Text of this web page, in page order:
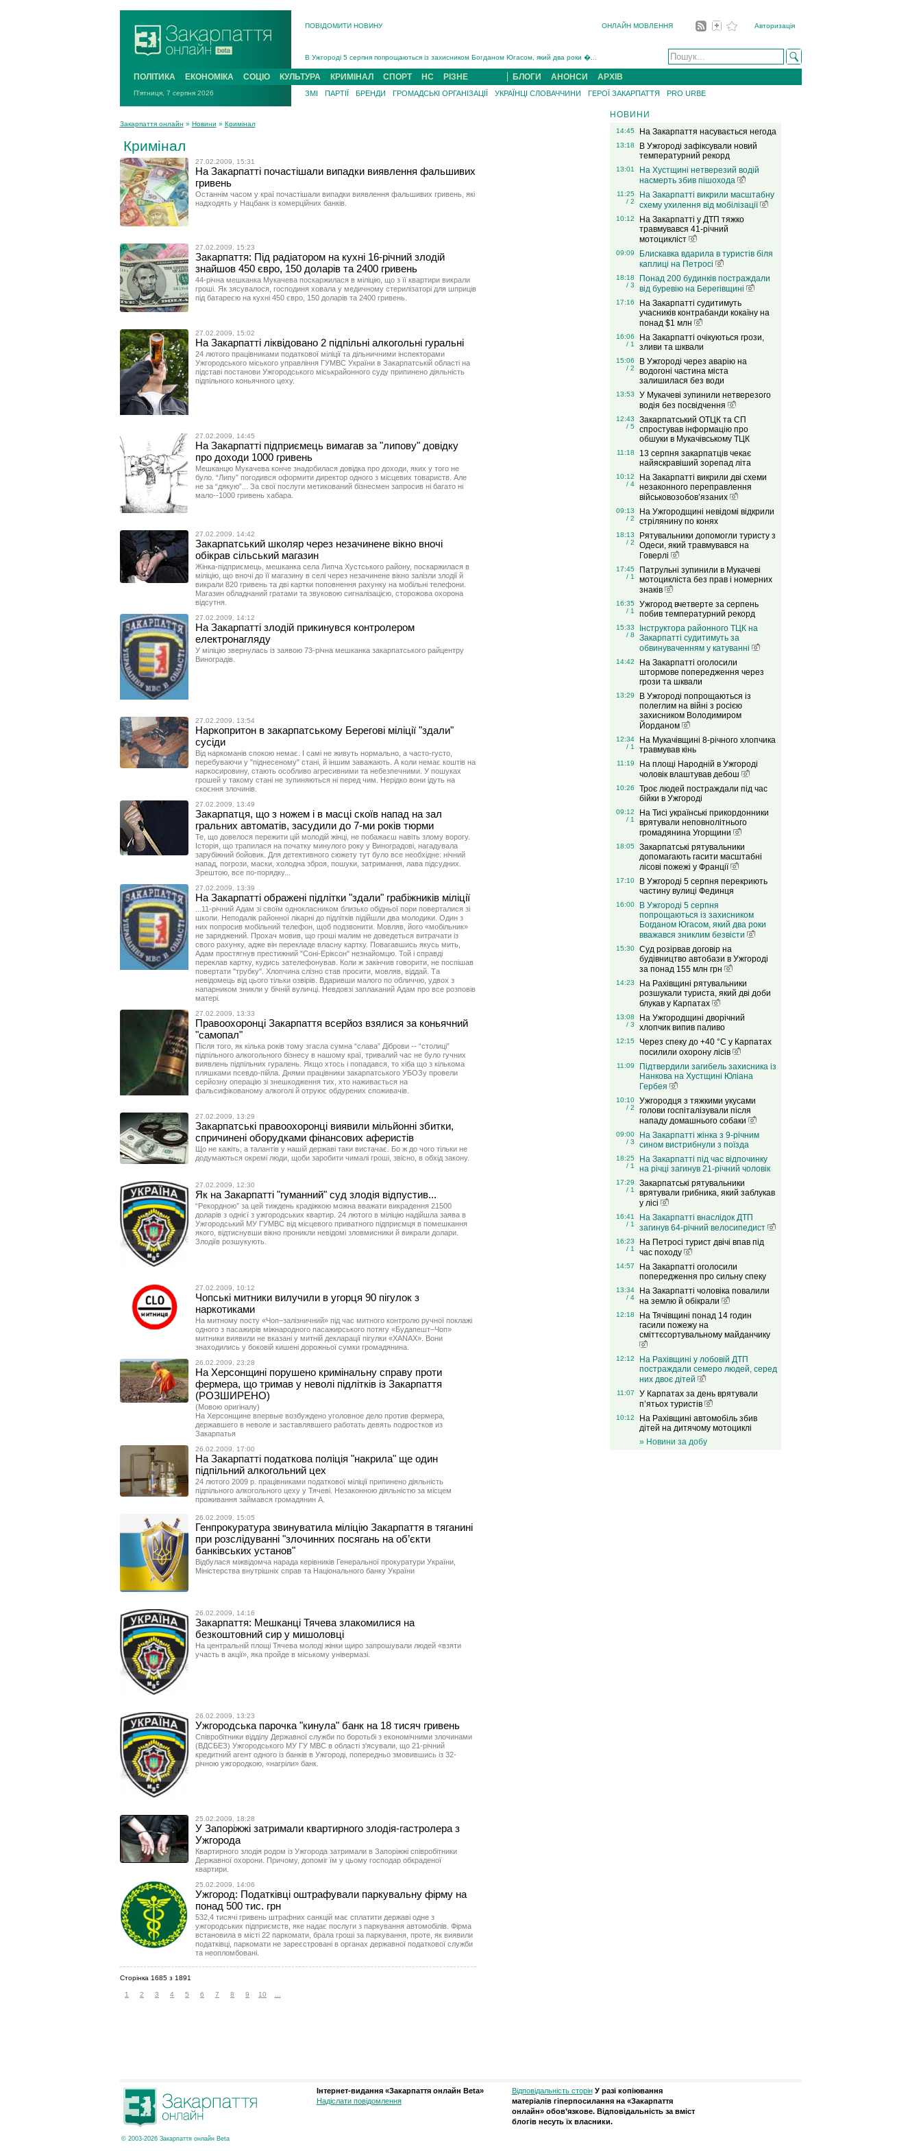
ПОВІДОМИТИ НОВИНУ ОНЛАЙН МОВЛЕННЯ Авторизація
Інструктора районного ТЦК на Закарпатті судитимуть за обвинуваченням у катув...
В Ужгороді 5 серпня попрощаються із захисником Богданом Югасом, який два роки �...
Підтвердили загибель захисника із Нанкова на Хустщині Юліана Гербея (ФОТО)[/gree...
На війні з рф поліг військовий з Виноградова Ігнат Роздяловський (ФОТО)...
На Хустщині внаслідок ДТП за участі трьох авто постраждали 13 людей (ФОТО)...
ПОЛІТИКА ЕКОНОМІКА СОЦІО КУЛЬТУРА КРИМІНАЛ СПОРТ НС РІЗНЕ БЛОГИ АНОНСИ АРХІВ
П'ятниця, 7 серпня 2026 ЗМІ ПАРТІЇ БРЕНДИ ГРОМАДСЬКІ ОРГАНІЗАЦІЇ УКРАЇНЦІ СЛОВАЧЧИНИ ГЕРОЇ ЗАКАРПАТТЯ PRO URBE
Закарпаття онлайн » Новини » Кримінал
Кримінал
27.02.2009, 15:31
На Закарпатті почастішали випадки виявлення фальшивих
гривень
Останнім часом у краї почастішали випадки виявлення фальшивих гривень, які
надходять у Нацбанк із комерційних банків.
27.02.2009, 15:23
Закарпаття: Під радіатором на кухні 16-річний злодій
знайшов 450 євро, 150 доларів та 2400 гривень
44-річна мешканка Мукачева поскаржилася в міліцію, що з її квартири викрали
гроші. Як зясувалося, господиня ховала у медичному стерилiзаторі для шприцiв
пiд батареєю на кухнi 450 євро, 150 доларів та 2400 гривень.
27.02.2009, 15:02
На Закарпатті ліквідовано 2 підпільні алкогольні гуральні
24 лютого працівниками податкової міліції та дільничними інспекторами
Ужгородського міського управління ГУМВС України в Закарпатській області на
підставі постанови Ужгородського міськрайонного суду припинено діяльність
підпільного коньячного цеху.
27.02.2009, 14:45
На Закарпатті підприємець вимагав за "липову" довідку
про доходи 1000 гривень
Мешканцю Мукачева конче знадобилася довідка про доходи, яких у того не
було. “Липу” погодився оформити директор одного з місцевих товариств. Але
не за “дякую”... За свої послуги метикований бізнесмен запросив ні багато ні
мало--1000 гривень хабара.
27.02.2009, 14:42
Закарпатський школяр через незачинене вікно вночі
обікрав сільський магазин
Жінка-пiдприємець, мешканка села Липча Хустського району, поскаржилася в
міліцію, що вночі до її магазину в селі через незачинене вiкно залізли злодії й
викрали 820 гривень та двi картки поповнення рахунку на мобільні телефони.
Магазин обладнаний гратами та звуковою сигналiзацiєю, сторожова охорона
вiдсутня.
27.02.2009, 14:12
На Закарпатті злодій прикинувся контролером
електронагляду
У міліцію звернулась із заявою 73-річна мешканка закарпатського райцентру
Виноградів.
27.02.2009, 13:54
Наркопритон в закарпатському Берегові міліції "здали"
сусіди
Від наркоманів спокою немає. І самі не живуть нормально, а часто-густо,
перебуваючи у "піднесеному" стані, й іншим заважають. А коли немає коштів на
наркосировину, стають особливо агресивними та небезпечними. У пошуках
грошей у такому стані не зупиняються ні перед чим. Нерідко вони ідуть на
скоєння злочинів.
27.02.2009, 13:49
Закарпатця, що з ножем і в масці скоїв напад на зал
гральних автоматів, засудили до 7-ми років тюрми
Те, що довелося пережити цій молодій жінці, не побажаєш навіть злому ворогу.
Історія, що трапилася на початку минулого року у Виноградові, нагадувала
зарубіжний бойовик. Для детективного сюжету тут було все необхідне: нічний
напад, погрози, маски, холодна зброя, пошуки, затримання, лава підсудних.
Зрештою, все по-порядку...
27.02.2009, 13:39
На Закарпатті ображені підлітки "здали" грабіжників міліції
...11-річний Адам зі своїм однокласником близько обідньої пори поверталися зі
школи. Неподалік районної лікарні до підлітків підійшли два молодики. Один з
них попросив мобільний телефон, щоб подзвонити. Мовляв, його «мобільник»
не заряджений. Прохач мовив, що гроші малим не доведеться витрачати із
свого рахунку, адже він перекладе власну картку. Повагавшись якусь мить,
Адам простягнув престижний "Соні-Еріксон" незнайомцю. Той і справді
переклав картку, кудись зателефонував. Коли ж закінчив говорити, не поспішав
повертати "трубку". Хлопчина слізно став просити, мовляв, віддай. Та
невідомець від цього тільки озвірів. Вдаривши малого по обличчю, удвох з
напарником зникли у бічній вуличці. Невдовзі заплаканий Адам про все розповів
матері.
27.02.2009, 13:33
Правоохоронці Закарпаття всерйоз взялися за коньячний
"самопал"
Після того, як кілька років тому згасла сумна “слава” Діброви -- “столиці”
підпільного алкогольного бізнесу в нашому краї, тривалий час не було гучних
виявлень підпільних гуралень. Якщо хтось і попадався, то хіба що з кількома
пляшками псевдо-пійла. Днями працівники закарпатського УБОЗу провели
серйозну операцію зі знешкодження тих, хто наживається на
фальсифікованому алкоголі й отруює обдурених споживачів.
27.02.2009, 13:29
Закарпатські правоохоронці виявили мільйонні збитки,
спричинені оборудками фінансових аферистів
Що не кажіть, а талантів у нашій державі таки вистачає. Бо ж до чого тільки не
додумаються окремі люди, щоби заробити чималі гроші, звісно, в обхід закону.
27.02.2009, 12:30
Як на Закарпатті "гуманний" суд злодія відпустив...
“Рекордною” за цей тиждень крадіжкою можна вважати викрадення 21500
доларів з однієї з ужгородських квартир. 24 лютого в міліцію надійшла заява в
Ужгородський МУ ГУМВС від місцевого приватного підприємця в помешкання
якого, відтиснувши вікно проникли невідомі зловмисники й викрали долари.
Злодіїв розшукують.
27.02.2009, 10:12
Чопські митники вилучили в угорця 90 пігулок з
наркотиками
На митному посту «Чоп–залізничний» під час митного контролю ручної поклажі
одного з пасажирів міжнародного пасажирського потягу «Будапешт–Чоп»
митники виявили не вказані у митній декларації пігулки «XANAX». Вони
знаходились у боковій кишені дорожньої сумки громадянина.
26.02.2009, 23:28
На Херсонщині порушено кримінальну справу проти
фермера, що тримав у неволі підлітків із Закарпаття
(РОЗШИРЕНО)
(Мовою оригіналу)
На Херсонщине впервые возбуждено уголовное дело против фермера,
державшего в неволе и заставлявшего работать девять подростков из
Закарпатья
26.02.2009, 17:00
На Закарпатті податкова поліція "накрила" ще один
підпільний алкогольний цех
24 лютого 2009 р. працівниками податкової міліції припинено діяльність
підпільного алкогольного цеху у Тячеві. Незаконною діяльністю за місцем
проживання займався громадянин А.
26.02.2009, 15:05
Генпрокуратура звинуватила міліцію Закарпаття в тяганині
при розслідуванні "злочинних посягань на об’єкти
банківських установ"
Відбулася міжвідомча нарада керівників Генеральної прокуратури України,
Міністерства внутрішніх справ та Національного банку України
26.02.2009, 14:16
Закарпаття: Мешканці Тячева злакомилися на
безкоштовний сир у мишоловці
На центральній площі Тячева молоді жінки щиро запрошували людей «взяти
участь в акції», яка пройде в міському універмазі.
26.02.2009, 13:23
Ужгородська парочка "кинула" банк на 18 тисяч гривень
Співробітники відділу Державної служби по боротьбі з економічними злочинами
(ВДСБЕЗ) Ужгородського МУ ГУ МВС в області з'ясували, що 21-річний
кредитний агент одного із банків в Ужгороді, попередньо змовившись із 32-
річною ужгородкою, «нагріли» банк.
25.02.2009, 18:28
У Запоріжжі затримали квартирного злодія-гастролера з
Ужгорода
Квартирного злодія родом із Ужгорода затримали в Запоріжжі співробітники
Державної охорони. Причому, допоміг їм у цьому господар обкраденої
квартири.
25.02.2009, 14:06
Ужгород: Податківці оштрафували паркувальну фірму на
понад 500 тис. грн
532,4 тисячі гривень штрафних санкцій має сплатити державі одне з
ужгородських підприємств, яке надає послуги з паркування автомобілів. Фірма
встановила в місті 22 паркомати, брала гроші за паркування, проте, як виявили
податківці, паркомати не зареєстровані в органах державної податкової служби
та неопломбовані.
Сторінка 1685 з 1891
1 2 3 4 5 6 7 8 9 10
НОВИНИ
14:45 На Закарпаття насувається негода
13:18
В Ужгороді зафіксували новий
температурний рекорд
13:01
На Хустщині нетверезий водій
насмерть збив пішохода
11:25
/ 2
На Закарпатті викрили масштабну
схему ухилення від мобілізації
10:12
На Закарпатті у ДТП тяжко
травмувався 41-річний
мотоцикліст
09:09
Блискавка вдарила в туристів біля
каплиці на Петросі
18:18
/ 3
Понад 200 будинків постраждали
від буревію на Берегівщині
17:16
На Закарпатті судитимуть
учасників контрабанди кокаїну на
понад $1 млн
16:06
/ 1
На Закарпатті очікуються грози,
зливи та шквали
15:06
/ 2
В Ужгороді через аварію на
водогоні частина міста
залишилася без води
13:53
У Мукачеві зупинили нетверезого
водія без посвідчення
12:43
/ 5
Закарпатський ОТЦК та СП
спростував інформацію про
обшуки в Мукачівському ТЦК
11:18
13 серпня закарпатців чекає
найяскравіший зорепад літа
10:12
/ 4
На Закарпатті викрили дві схеми
незаконного переправлення
військовозобов’язаних
09:13
/ 2
На Ужгородщині невідомі відкрили
стрілянину по конях
18:13
/ 2
Рятувальники допомогли туристу з
Одеси, який травмувався на
Говерлі
17:45
/ 1
Патрульні зупинили в Мукачеві
мотоцикліста без прав і номерних
знаків
16:35
/ 1
Ужгород вчетверте за серпень
побив температурний рекорд
15:33
/ 8
Інструктора районного ТЦК на
Закарпатті судитимуть за
обвинуваченням у катуванні
14:42
На Закарпатті оголосили
штормове попередження через
грози та шквали
13:29
В Ужгороді попрощаються із
полеглим на війні з росією
захисником Володимиром
Йорданом
12:34
/ 1
На Мукачівщині 8-річного хлопчика
травмував кінь
11:19
На площі Народній в Ужгороді
чоловік влаштував дебош
10:26
Троє людей постраждали під час
бійки в Ужгороді
09:12
/ 1
На Тисі українські прикордонники
врятували неповнолітнього
громадянина Угорщини
18:05
Закарпатські рятувальники
допомагають гасити масштабні
лісові пожежі у Франції
17:10
В Ужгороді 5 серпня перекриють
частину вулиці Фединця
16:00
В Ужгороді 5 серпня
попрощаються із захисником
Богданом Югасом, який два роки
вважався зниклим безвісти
15:30
Суд розірвав договір на
будівництво автобази в Ужгороді
за понад 155 млн грн
14:23
На Рахівщині рятувальники
розшукали туриста, який дві доби
блукав у Карпатах
13:08
/ 3
На Ужгородщині дворічний
хлопчик випив паливо
12:15
Через спеку до +40 °C у Карпатах
посилили охорону лісів
11:09
Підтвердили загибель захисника із
Нанкова на Хустщині Юліана
Гербея
10:10
/ 2
Ужгородця з тяжкими укусами
голови госпіталізували після
нападу домашнього собаки
09:00
/ 3
На Закарпатті жінка з 9-річним
сином вистрибнули з поїзда
18:25
/ 1
На Закарпатті під час відпочинку
на річці загинув 21-річний чоловік
17:29
/ 1
Закарпатські рятувальники
врятували грибника, який заблукав
у лісі
16:41
/ 1
На Закарпатті внаслідок ДТП
загинув 64-річний велосипедист
16:23
/ 1
На Петросі турист двічі впав під
час походу
14:57
На Закарпатті оголосили
попередження про сильну спеку
13:34
/ 4
На Закарпатті чоловіка повалили
на землю й обікрали
12:18
На Тячівщині понад 14 годин
гасили пожежу на
сміттєсортувальному майданчику
12:12
На Рахівщині у лобовій ДТП
постраждали семеро людей, серед
них двоє дітей
11:07
У Карпатах за день врятували
п’ятьох туристів
10:12
На Рахівщині автомобіль збив
дітей на дитячому мотоциклі
» Новини за добу
© 2003-2026 Закарпаття онлайн Beta
Інтернет-видання «Закарпаття онлайн Beta»
Надіслати повідомлення
Відповідальність сторін У разі копіювання
матеріалів гіперпосилання на «Закарпаття
онлайн» обов’язкове. Відповідальність за вміст
блогів несуть їх власники.